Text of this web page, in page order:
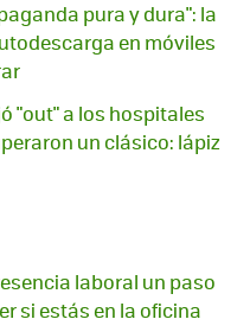
pura y dura": la
en móviles
"out" a los hospitales
un clásico: lápiz
laboral un paso
si estás en la oficina